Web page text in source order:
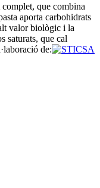
que combina
aporta carbohidrats
valor biològic i la
saturats, que cal
de: